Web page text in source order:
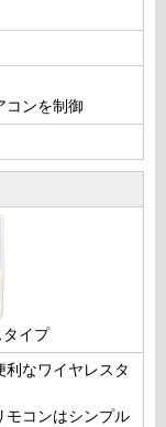
コンを制御
タイプ
利なワイヤレスタ
モコンはシンプル